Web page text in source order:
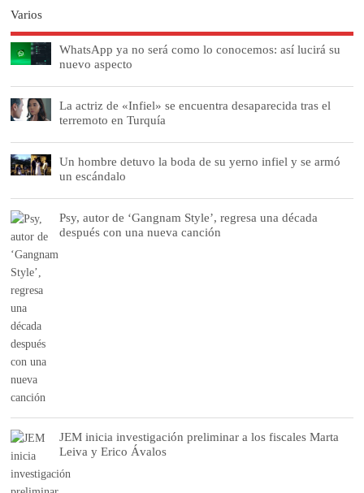
Varios
WhatsApp ya no será como lo conocemos: así lucirá su
nuevo aspecto
La actriz de «Infiel» se encuentra desaparecida tras el
terremoto en Turquía
Un hombre detuvo la boda de su yerno infiel y se armó
un escándalo
Psy, autor de ‘Gangnam Style’, regresa una década
después con una nueva canción
JEM inicia investigación preliminar a los fiscales Marta
Leiva y Erico Ávalos